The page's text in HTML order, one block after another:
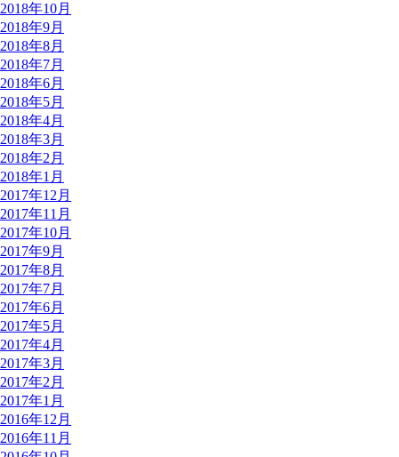
2018年10月
2018年9月
2018年8月
2018年7月
2018年6月
2018年5月
2018年4月
2018年3月
2018年2月
2018年1月
2017年12月
2017年11月
2017年10月
2017年9月
2017年8月
2017年7月
2017年6月
2017年5月
2017年4月
2017年3月
2017年2月
2017年1月
2016年12月
2016年11月